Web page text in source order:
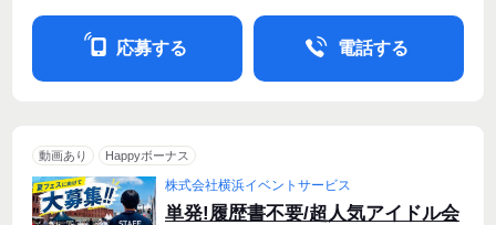
応募する 電話する
動画あり Happyボーナス
株式会社横浜イベントサービス
単発!履歴書不要/超人気アイドル会